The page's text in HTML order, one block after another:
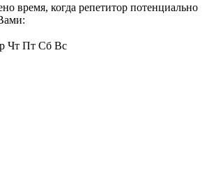
время, когда репетитор потенциально
Чт Пт Сб Вс